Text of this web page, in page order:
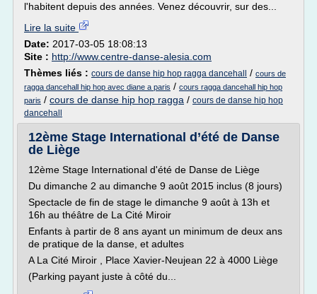
l'habitent depuis des années. Venez découvrir, sur des...
Lire la suite
Date: 2017-03-05 18:08:13
Site : http://www.centre-danse-alesia.com
Thèmes liés : cours de danse hip hop ragga dancehall / cours de
ragga dancehall hip hop avec diane a paris / cours ragga dancehall hip hop
paris / cours de danse hip hop ragga / cours de danse hip hop
dancehall
12ème Stage International d’été de Danse
de Liège
12ème Stage International d'été de Danse de Liège
Du dimanche 2 au dimanche 9 août 2015 inclus (8 jours)
Spectacle de fin de stage le dimanche 9 août à 13h et
16h au théâtre de La Cité Miroir
Enfants à partir de 8 ans ayant un minimum de deux ans
de pratique de la danse, et adultes
A La Cité Miroir , Place Xavier-Neujean 22 à 4000 Liège
(Parking payant juste à côté du...